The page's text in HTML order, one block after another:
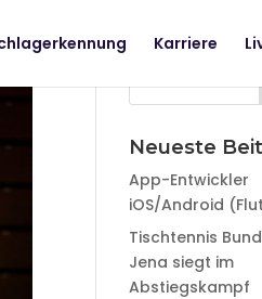
Karriere
Neueste
App-Entwickler
iOS/Android
Tischtennis
Jena siegt im
Abstiegskampf